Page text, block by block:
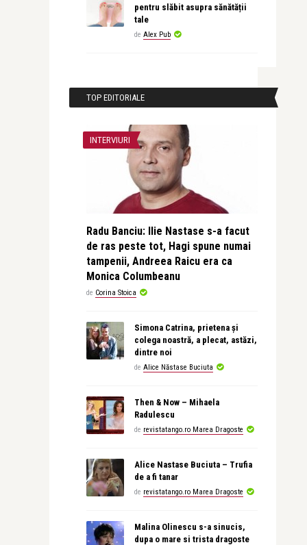
pentru slăbit asupra sănătății
tale
de Alex Pub
TOP EDITORIALE
INTERVIURI
Radu Banciu: Ilie Nastase s-a facut
de ras peste tot, Hagi spune numai
tampenii, Andreea Raicu era ca
Monica Columbeanu
de Corina Stoica
Simona Catrina, prietena și
colega noastră, a plecat, astăzi,
dintre noi
de Alice Năstase Buciuta
Then & Now – Mihaela
Radulescu
de revistatango.ro Marea Dragoste
Alice Nastase Buciuta – Trufia
de a fi tanar
de revistatango.ro Marea Dragoste
Malina Olinescu s-a sinucis,
dupa o mare si trista dragoste